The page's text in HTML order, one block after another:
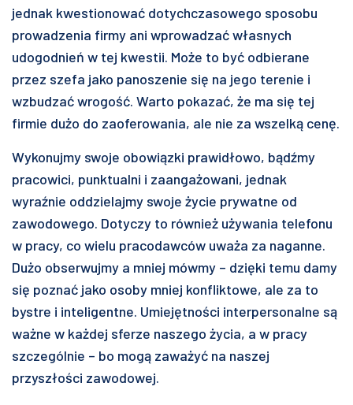
jednak kwestionować dotychczasowego sposobu
prowadzenia firmy ani wprowadzać własnych
udogodnień w tej kwestii. Może to być odbierane
przez szefa jako panoszenie się na jego terenie i
wzbudzać wrogość. Warto pokazać, że ma się tej
firmie dużo do zaoferowania, ale nie za wszelką cenę.
Wykonujmy swoje obowiązki prawidłowo, bądźmy
pracowici, punktualni i zaangażowani, jednak
wyraźnie oddzielajmy swoje życie prywatne od
zawodowego. Dotyczy to również używania telefonu
w pracy, co wielu pracodawców uważa za naganne.
Dużo obserwujmy a mniej mówmy – dzięki temu damy
się poznać jako osoby mniej konfliktowe, ale za to
bystre i inteligentne. Umiejętności interpersonalne są
ważne w każdej sferze naszego życia, a w pracy
szczególnie – bo mogą zaważyć na naszej
przyszłości zawodowej.